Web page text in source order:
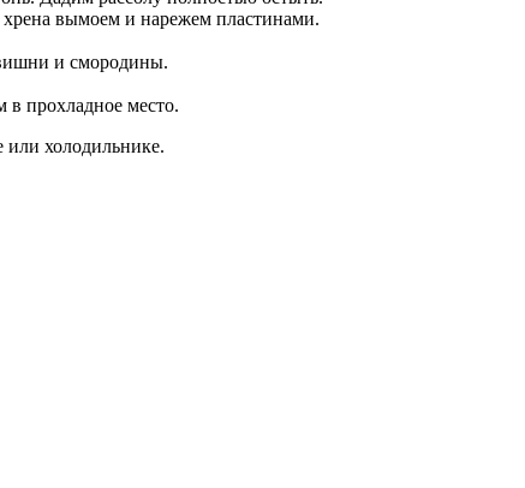
вымоем и нарежем пластинами.
и смородины.
в прохладное место.
холодильнике.